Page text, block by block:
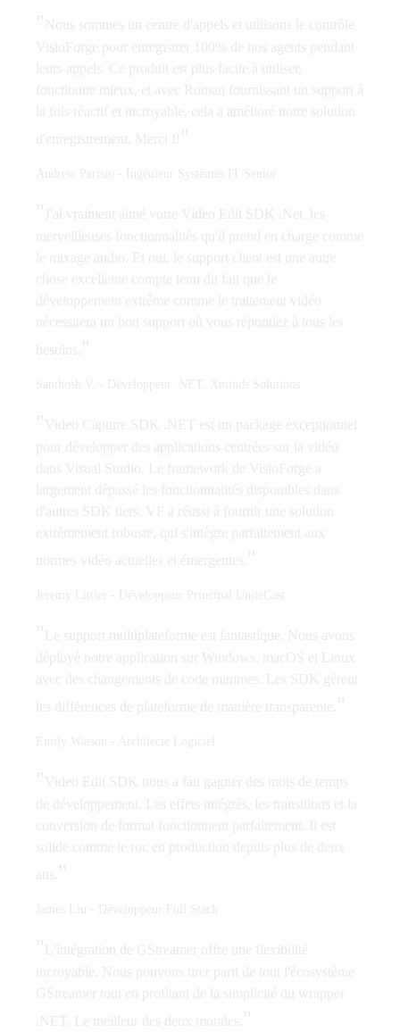
" Nous sommes un centre d'appels et utilisons le contrôle
VisioForge pour enregistrer 100% de nos agents pendant
leurs appels. Ce produit est plus facile à utiliser,
fonctionne mieux, et avec Roman fournissant un support à
la fois réactif et incroyable, cela a amélioré notre solution
d'enregistrement. Merci !! "
Andrew Parisio - Ingénieur Systèmes IT Senior
" J'ai vraiment aimé votre Video Edit SDK .Net, les
merveilleuses fonctionnalités qu'il prend en charge comme
le mixage audio. Et oui, le support client est une autre
chose excellente compte tenu du fait que le
développement extrême comme le traitement vidéo
nécessitera un bon support où vous répondez à tous les
besoins. "
Santhosh V. - Développeur .NET, Xminds Solutions
" Video Capture SDK .NET est un package exceptionnel
pour développer des applications centrées sur la vidéo
dans Visual Studio. Le framework de VisioForge a
largement dépassé les fonctionnalités disponibles dans
d'autres SDK tiers. VF a réussi à fournir une solution
extrêmement robuste, qui s'intègre parfaitement aux
normes vidéo actuelles et émergentes. "
Jeremy Littler - Développeur Principal UniteCast
" Le support multiplateforme est fantastique. Nous avons
déployé notre application sur Windows, macOS et Linux
avec des changements de code minimes. Les SDK gèrent
les différences de plateforme de manière transparente. "
Emily Watson - Architecte Logiciel
" Video Edit SDK nous a fait gagner des mois de temps
de développement. Les effets intégrés, les transitions et la
conversion de format fonctionnent parfaitement. Il est
solide comme le roc en production depuis plus de deux
ans. "
James Liu - Développeur Full Stack
" L'intégration de GStreamer offre une flexibilité
incroyable. Nous pouvons tirer parti de tout l'écosystème
GStreamer tout en profitant de la simplicité du wrapper
.NET. Le meilleur des deux mondes. "